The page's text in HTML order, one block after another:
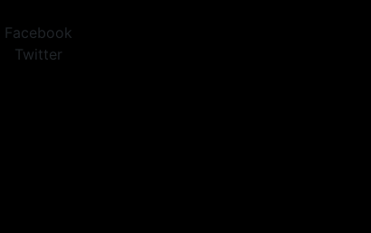
Facebook
Twitter